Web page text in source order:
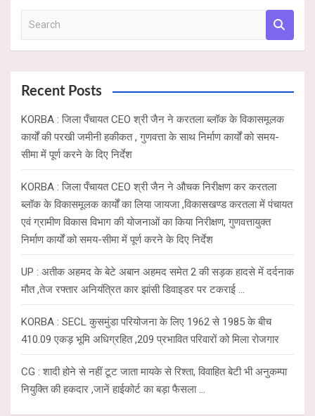
s
A
p
p
o
a
cRecent Posts
KORBA : जिला पँचायत CEO श्री जैन ने करतला ब्लॉक के विकासमूलक
कार्यों की परखी जमीनी हकीकत , गुणवत्ता के साथ निर्माण कार्यों को समय-
सीमा में पूर्ण करने के दिए निर्देश
KORBA : जिला पँचायत CEO श्री जैन ने औचक निरीक्षण कर करतला
ब्लॉक के विकासमूलक कार्यों का लिया जायजा ,विकासखण्ड करतला में पंचायत
एवं ग्रामीण विकास विभाग की योजनाओं का किया निरीक्षण, गुणवत्तायुक्त
निर्माण कार्यों को समय-सीमा में पूर्ण करने के दिए निर्देश
UP : अतीक अहमद के बेटे अबान अहमद समेत 2 की सड़क हादसे में दर्दनाक
मौत ,तेज रफ्तार अनियंत्रित कार झांसी डिवाइडर पर टकराई …
KORBA : SECL कुसमुंडा परियोजना के लिए 1962 से 1985 के बीच
410.09 एकड़ भूमि अधिग्रहित ,209 प्रभावित परिवारों को मिला रोजगार
CG : शादी होने से नहीं टूट जाता मायके से रिश्ता, विवाहित बेटी भी अनुकम्पा
नियुक्ति की हकदार ,जानें हाईकोर्ट का बड़ा फैसला …